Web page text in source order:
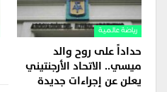
رياضة عالمية
حداداً على روح والد
ميسي.. الاتحاد الأرجنتيني
يعلن عن إجراءات جديدة